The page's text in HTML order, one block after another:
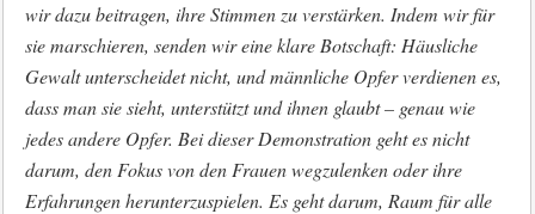
wir dazu beitragen, ihre Stimmen zu verstärken. Indem wir für
sie marschieren, senden wir eine klare Botschaft: Häusliche
Gewalt unterscheidet nicht, und männliche Opfer verdienen es,
dass man sie sieht, unterstützt und ihnen glaubt – genau wie
jedes andere Opfer. Bei dieser Demonstration geht es nicht
darum, den Fokus von den Frauen wegzulenken oder ihre
Erfahrungen herunterzuspielen. Es geht darum, Raum für alle